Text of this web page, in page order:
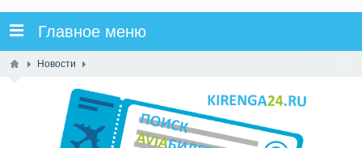
Главное меню
Новости